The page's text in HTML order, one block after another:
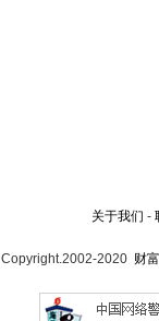
关于我们 -
Copyright.2002-2020 财